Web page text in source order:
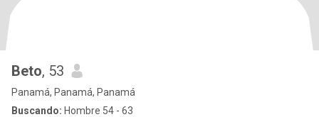
Beto, 53
Panamá, Panamá, Panamá
Buscando: Hombre 54 - 63